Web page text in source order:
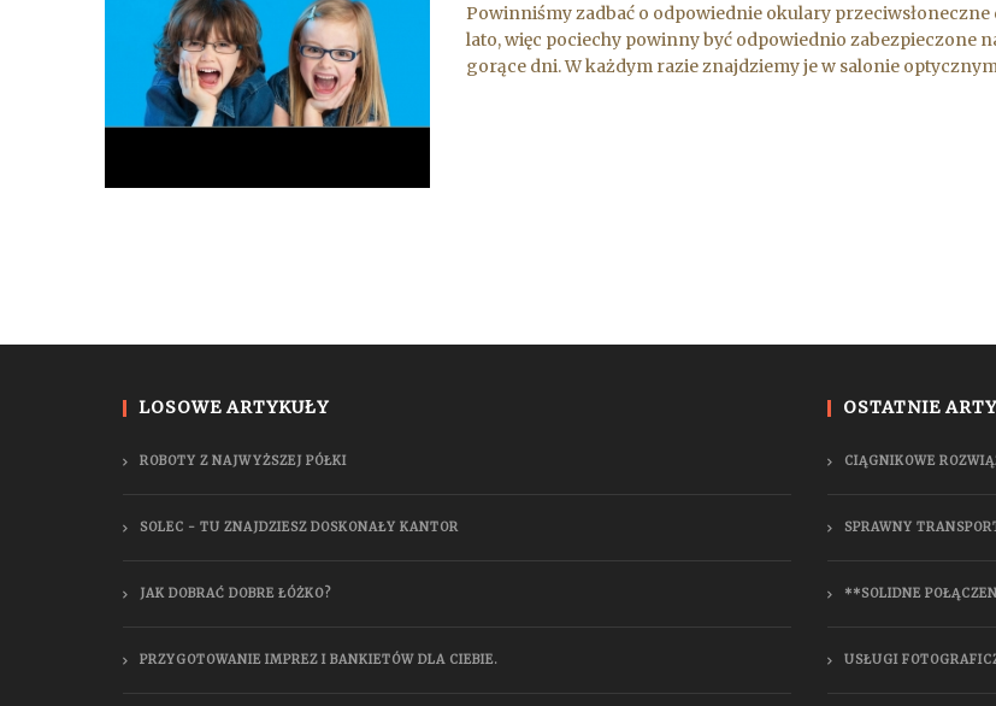
Powinniśmy zadbać o odpowiednie okulary
lato, więc pociechy powinny być odpowiednio zabezpieczone
gorące dni. W każdym razie znajdziemy je w salonie
LOSOWE ARTYKUŁY
ROBOTY Z NAJWYŻSZEJ PÓŁKI
SOLEC - TU ZNAJDZIESZ DOSKONAŁY KANTOR
JAK DOBRAĆ DOBRE ŁÓŻKO?
PRZYGOTOWANIE IMPREZ I BANKIETÓW DLA CIEBIE.
OSTATNIE
CIĄGNIKOWE
SPRAWNY
**SOLIDNE
USŁUGI